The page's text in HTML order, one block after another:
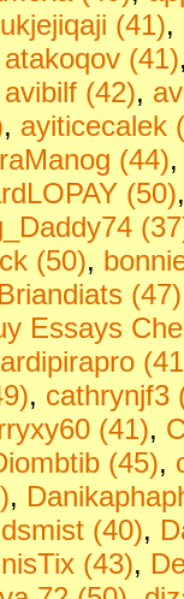
(41),
atakoqov (41)
avibilf (42),
, ayiticecalek
(44)
(50)
(50),
Briandiats (47)
Essays
, cathrynjf3
(41),
(45),
,
(40),
(43),